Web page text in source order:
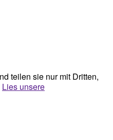
teilen sie nur mit Dritten,
Lies unsere